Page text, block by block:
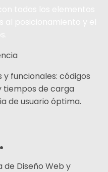
funcionales: códigos
tiempos de carga
de usuario óptima.
de Diseño Web y